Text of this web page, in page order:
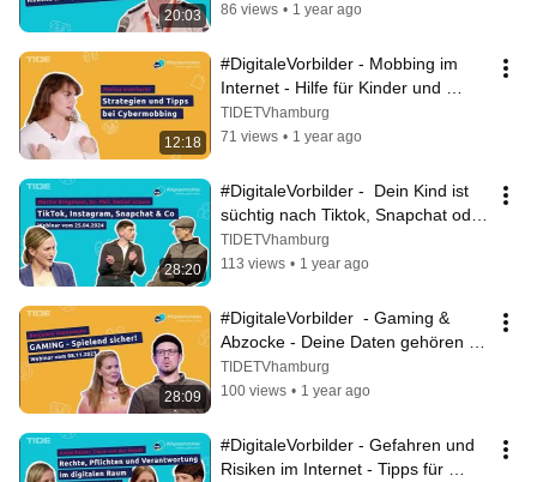
20:03
86 views • 1 year ago
12:18
#DigitaleVorbilder - Mobbing im
Internet - Hilfe für Kinder und
Jugendliche | Podcast
TIDETVhamburg
71 views • 1 year ago
28:20
#DigitaleVorbilder -  Dein Kind ist
süchtig nach Tiktok, Snapchat oder
Instagram?  | Podcast
TIDETVhamburg
113 views • 1 year ago
28:09
#DigitaleVorbilder  - Gaming &
Abzocke - Deine Daten gehören
dir! | Podcast
TIDETVhamburg
100 views • 1 year ago
#DigitaleVorbilder - Gefahren und
Risiken im Internet - Tipps für